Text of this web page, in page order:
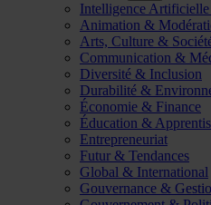
Intelligence
Animation &
Arts, Culture &
Communication &
Diversité & Inclusion
Durabilité &
Économie & Finance
Éducation &
Entrepreneuriat
Futur & Tendances
Global & International
Gouvernance &